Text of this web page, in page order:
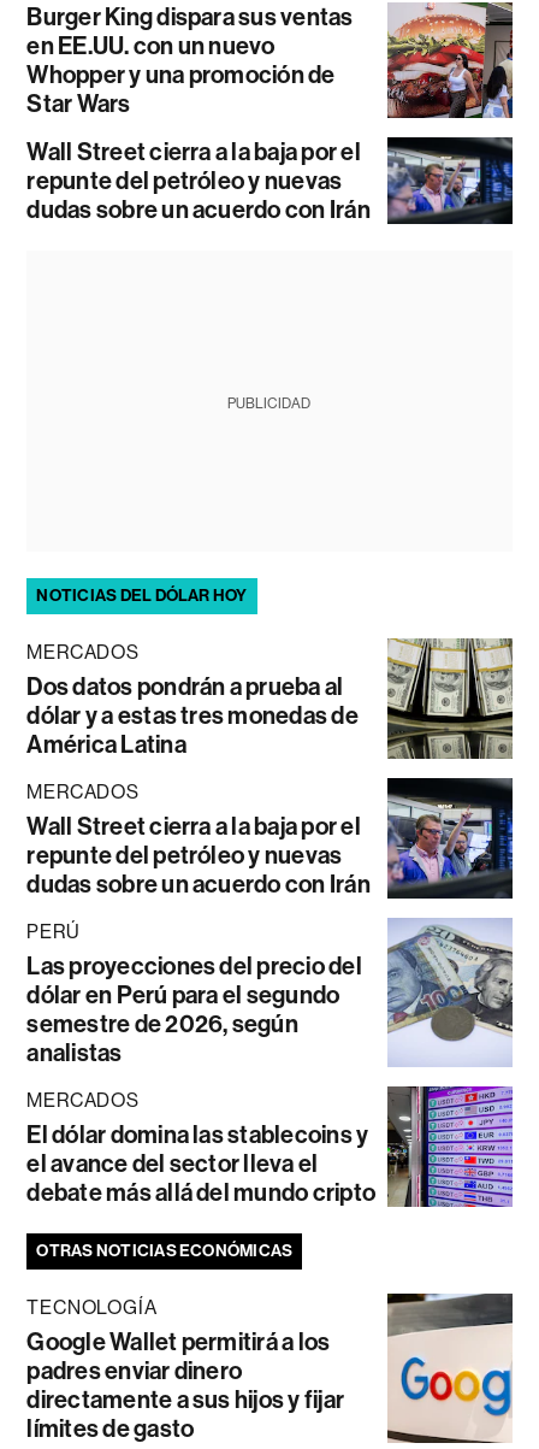
Burger King dispara sus ventas
en EE.UU. con un nuevo
Whopper y una promoción de
Star Wars
Wall Street cierra a la baja por el
repunte del petróleo y nuevas
dudas sobre un acuerdo con Irán
PUBLICIDAD
NOTICIAS DEL DÓLAR HOY
MERCADOS
Dos datos pondrán a prueba al
dólar y a estas tres monedas de
América Latina
MERCADOS
Wall Street cierra a la baja por el
repunte del petróleo y nuevas
dudas sobre un acuerdo con Irán
PERÚ
Las proyecciones del precio del
dólar en Perú para el segundo
semestre de 2026, según
analistas
MERCADOS
El dólar domina las stablecoins y
el avance del sector lleva el
debate más allá del mundo cripto
OTRAS NOTICIAS ECONÓMICAS
TECNOLOGÍA
Google Wallet permitirá a los
padres enviar dinero
directamente a sus hijos y fijar
límites de gasto